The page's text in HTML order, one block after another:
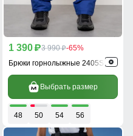
1 390 p3 990 p-65%
Брюки горнолыжные 2405S
Выбрать размер
48 50 54 56